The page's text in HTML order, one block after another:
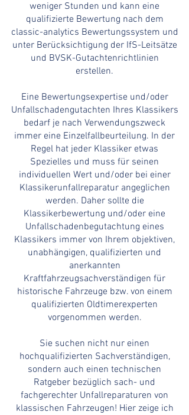
weniger Stunden und kann eine
qualifizierte Bewertung nach dem
classic-analytics Bewertungssystem und
unter Berücksichtigung der IfS-Leitsätze
und BVSK-Gutachtenrichtlinien
erstellen.
Eine Bewertungsexpertise und/oder
Unfallschadengutachten Ihres Klassikers
bedarf je nach Verwendungszweck
immer eine Einzelfallbeurteilung. In der
Regel hat jeder Klassiker etwas
Spezielles und muss für seinen
individuellen Wert und/oder bei einer
Klassikerunfallreparatur angeglichen
werden. Daher sollte die
Klassikerbewertung und/oder eine
Unfallschadenbegutachtung eines
Klassikers immer von Ihrem objektiven,
unabhängigen, qualifizierten und
anerkannten
Kraftfahrzeugsachverständigen für
historische Fahrzeuge bzw. von einem
qualifizierten Oldtimerexperten
vorgenommen werden.
Sie suchen nicht nur einen
hochqualifizierten Sachverständigen,
sondern auch einen technischen
Ratgeber bezüglich sach- und
fachgerechter Unfallreparaturen von
klassischen Fahrzeugen! Hier zeige ich